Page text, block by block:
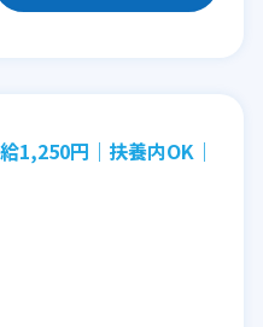
1,250円｜扶養内OK｜